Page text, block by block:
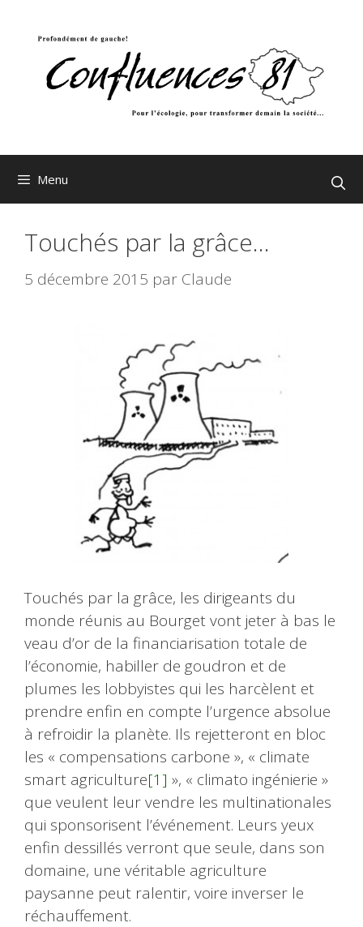
Menu
Touchés par la grâce…
5 décembre 2015 par Claude
Touchés par la grâce, les dirigeants du
monde réunis au Bourget vont jeter à bas le
veau d’or de la financiarisation totale de
l’économie, habiller de goudron et de
plumes les lobbyistes qui les harcèlent et
prendre enfin en compte l’urgence absolue
à refroidir la planète. Ils rejetteront en bloc
les « compensations carbone », « climate
smart agriculture[1] », « climato ingénierie »
que veulent leur vendre les multinationales
qui sponsorisent l’événement. Leurs yeux
enfin dessillés verront que seule, dans son
domaine, une véritable agriculture
paysanne peut ralentir, voire inverser le
réchauffement.